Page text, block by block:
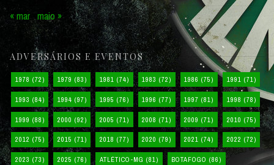
« mar maio »
ADVERSÁRIOS E EVENTOS
1978 (72) 1979 (83) 1981 (74) 1983 (72) 1986 (75) 1991 (71)
1993 (84) 1994 (97) 1995 (76) 1996 (77) 1997 (81) 1998 (78)
1999 (88) 2000 (92) 2005 (71) 2008 (71) 2009 (71) 2010 (75)
2012 (75) 2015 (71) 2018 (77) 2020 (79) 2021 (74) 2022 (72)
2023 (73) 2025 (76) ATLÉTICO-MG (81) BOTAFOGO (86)